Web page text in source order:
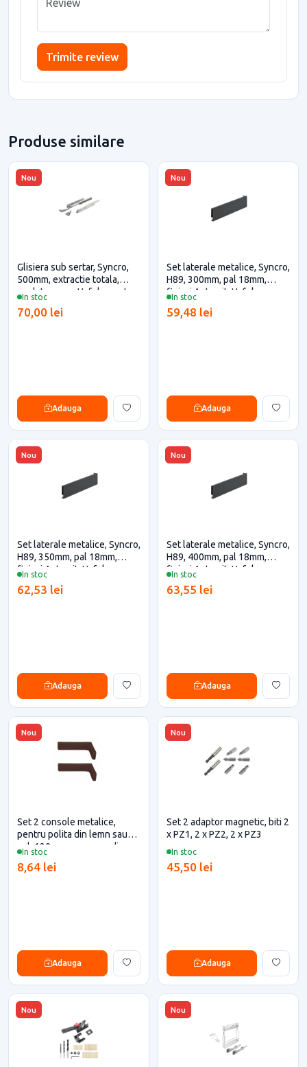
Trimite review
Produse similare
Nou
In stoc
Glisiera sub sertar, Syncro,
500mm, extractie totala,
push to open, Hafele pentru
70,00 lei
Adauga
Nou
In stoc
Set laterale metalice, Syncro,
H89, 300mm, pal 18mm,
finisaj Antracit, Hafele
59,48 lei
Adauga
Nou
In stoc
Set laterale metalice, Syncro,
H89, 350mm, pal 18mm,
finisaj Antracit, Hafele
62,53 lei
Adauga
Nou
In stoc
Set laterale metalice, Syncro,
H89, 400mm, pal 18mm,
finisaj Antracit, Hafele
63,55 lei
Adauga
Nou
In stoc
Set 2 console metalice,
pentru polita din lemn sau
pal, 120mm, cu masca din
8,64 lei
Adauga
Nou
In stoc
Set 2 adaptor magnetic, biti 2
x PZ1, 2 x PZ2, 2 x PZ3
45,50 lei
Adauga
Nou Nou